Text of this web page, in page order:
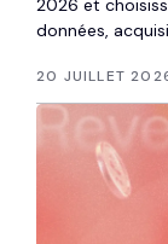
2026 et
données,
20 JUILLET